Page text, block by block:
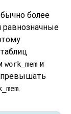
более
равнозначные
work_mem и
.